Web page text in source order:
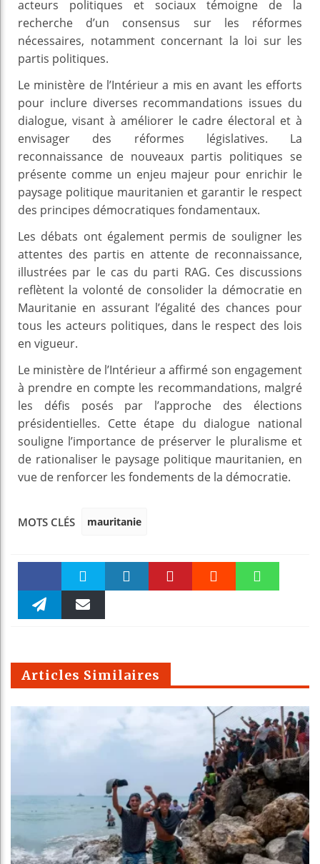
acteurs politiques et sociaux témoigne de la
recherche d’un consensus sur les réformes
nécessaires, notamment concernant la loi sur les
partis politiques.
Le ministère de l’Intérieur a mis en avant les efforts
pour inclure diverses recommandations issues du
dialogue, visant à améliorer le cadre électoral et à
envisager des réformes législatives. La
reconnaissance de nouveaux partis politiques se
présente comme un enjeu majeur pour enrichir le
paysage politique mauritanien et garantir le respect
des principes démocratiques fondamentaux.
Les débats ont également permis de souligner les
attentes des partis en attente de reconnaissance,
illustrées par le cas du parti RAG. Ces discussions
reflètent la volonté de consolider la démocratie en
Mauritanie en assurant l’égalité des chances pour
tous les acteurs politiques, dans le respect des lois
en vigueur.
Le ministère de l’Intérieur a affirmé son engagement
à prendre en compte les recommandations, malgré
les défis posés par l’approche des élections
présidentielles. Cette étape du dialogue national
souligne l’importance de préserver le pluralisme et
de rationaliser le paysage politique mauritanien, en
vue de renforcer les fondements de la démocratie.
MOTS CLÉS mauritanie
Faceboo Twitter
m
Articles Similaires